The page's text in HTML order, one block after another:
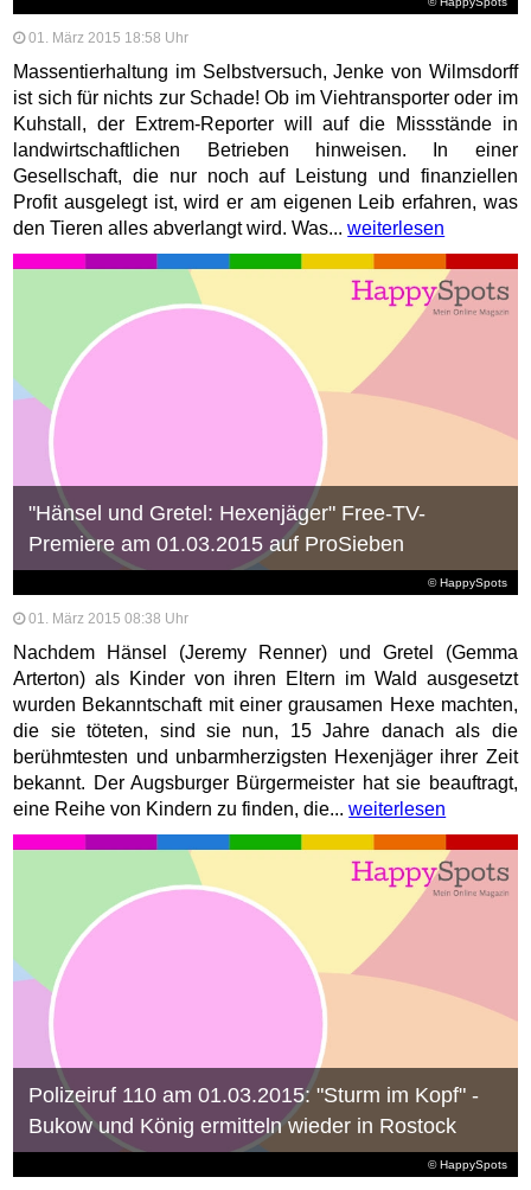
01. März 2015 18:58 Uhr
Massentierhaltung im Selbstversuch, Jenke von Wilmsdorff
ist sich für nichts zur Schade! Ob im Viehtransporter oder im
Kuhstall, der Extrem-Reporter will auf die Missstände in
landwirtschaftlichen Betrieben hinweisen. In einer
Gesellschaft, die nur noch auf Leistung und finanziellen
Profit ausgelegt ist, wird er am eigenen Leib erfahren, was
den Tieren alles abverlangt wird. Was...weiterlesen
© HappySpots
"Hänsel und Gretel: Hexenjäger" Free-TV-
Premiere am 01.03.2015 auf ProSieben
01. März 2015 08:38 Uhr
Nachdem Hänsel (Jeremy Renner) und Gretel (Gemma
Arterton) als Kinder von ihren Eltern im Wald ausgesetzt
wurden Bekanntschaft mit einer grausamen Hexe machten,
die sie töteten, sind sie nun, 15 Jahre danach als die
berühmtesten und unbarmherzigsten Hexenjäger ihrer Zeit
bekannt. Der Augsburger Bürgermeister hat sie beauftragt,
eine Reihe von Kindern zu finden, die...weiterlesen
© HappySpots
Polizeiruf 110 am 01.03.2015: "Sturm im Kopf" -
Bukow und König ermitteln wieder in Rostock